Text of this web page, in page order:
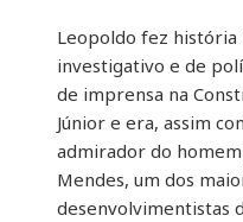
Leopoldo fez história
investigativo e de
de imprensa na
Júnior e era, assim
admirador do
Mendes, um dos
desenvolvimentistas